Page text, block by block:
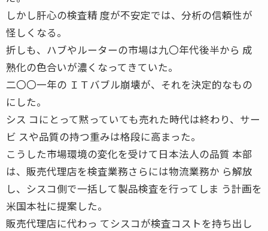
しかし肝心の検査精 度が不安定では、分析の信頼性が
怪しくなる。
折しも、ハブやルーターの市場は九〇年代後半から 成
熟化の色合いが濃くなってきていた。
二〇〇一年の ＩＴバブル崩壊が、それを決定的なもの
にした。
シス コにとって黙っていても売れた時代は終わり、サー
ビ スや品質の持つ重みは格段に高まった。
こうした市場環境の変化を受けて日本法人の品質 本部
は、販売代理店を検査業務さらには物流業務か ら解放
し、シスコ側で一括して製品検査を行ってしま う計画を
米国本社に提案した。
販売代理店に代わっ てシスコが検査コストを持ち出し